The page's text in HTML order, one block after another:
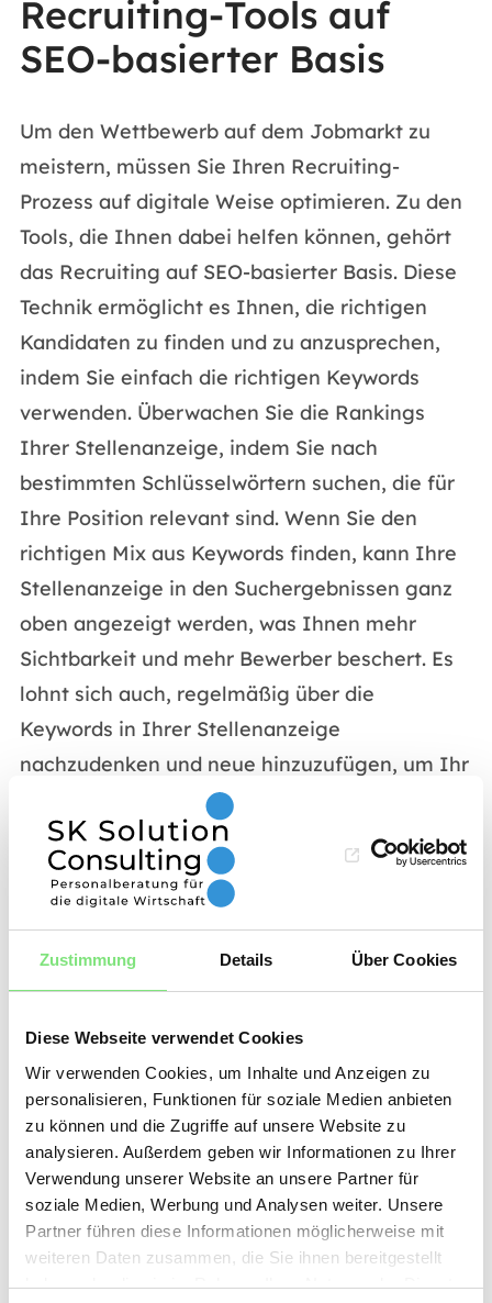
Zustimmung Details Über Cookies
Diese Webseite verwendet Cookies
Wir verwenden Cookies, um Inhalte und Anzeigen zu
personalisieren, Funktionen für soziale Medien anbieten
zu können und die Zugriffe auf unsere Website zu
analysieren. Außerdem geben wir Informationen zu Ihrer
Verwendung unserer Website an unsere Partner für
soziale Medien, Werbung und Analysen weiter. Unsere
Partner führen diese Informationen möglicherweise mit
weiteren Daten zusammen, die Sie ihnen bereitgestellt
haben oder die sie im Rahmen Ihrer Nutzung der Dienste
Recruiting-Tools auf
SEO-basierter Basis
Um den Wettbewerb auf dem Jobmarkt zu
meistern, müssen Sie Ihren Recruiting-
Prozess auf digitale Weise optimieren. Zu den
Tools, die Ihnen dabei helfen können, gehört
das Recruiting auf SEO-basierter Basis. Diese
Technik ermöglicht es Ihnen, die richtigen
Kandidaten zu finden und zu anzusprechen,
indem Sie einfach die richtigen Keywords
verwenden. Überwachen Sie die Rankings
Ihrer Stellenanzeige, indem Sie nach
bestimmten Schlüsselwörtern suchen, die für
Ihre Position relevant sind. Wenn Sie den
richtigen Mix aus Keywords finden, kann Ihre
Stellenanzeige in den Suchergebnissen ganz
oben angezeigt werden, was Ihnen mehr
Sichtbarkeit und mehr Bewerber beschert. Es
lohnt sich auch, regelmäßig über die
Keywords in Ihrer Stellenanzeige
nachzudenken und neue hinzuzufügen, um Ihr
Ranking zu verbessern. Wenn Sie SEO-
basiertes Recruiting auf professioneller Ebene
betreiben, kann Ihnen das helfen, mehr
Kandidaten mit den richtigen Fähigkeiten zu
Der Arbeitsmarkt ist hart umkämpft und die
Konkurrenz ist groß. Um sich im Wettbewerb
auf dem Jobmarkt behaupten zu können, ist
es wichtig, sich abzuheben und die richtigen
Qualifikationen mitbringen. Um Ihnen den
Einstieg in die Welt der Digitalisierung zu
erleichtern, haben wir einen kleinen Leitfaden
zusammengestellt. Digitalisierung ist in aller